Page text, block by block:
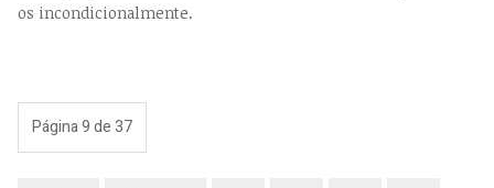
os incondicionalmente.
Página 9 de 37